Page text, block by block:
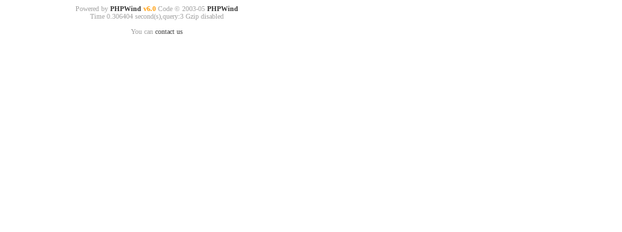
Powered by PHPWind v6.0Code © 2003-05 PHPWind
Time 0.306404 second(s),query:3 Gzip disabled
You can contact us